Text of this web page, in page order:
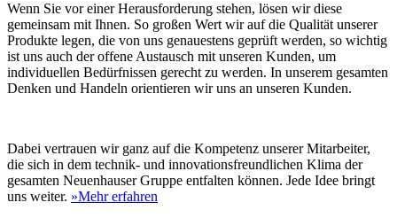
Wenn Sie vor einer Herausforderung stehen, lösen wir diese
gemeinsam mit Ihnen. So großen Wert wir auf die Qualität unserer
Produkte legen, die von uns genauestens geprüft werden, so wichtig
ist uns auch der offene Austausch mit unseren Kunden, um
individuellen Bedürfnissen gerecht zu werden. In unserem gesamten
Denken und Handeln orientieren wir uns an unseren Kunden.
Dabei vertrauen wir ganz auf die Kompetenz unserer Mitarbeiter,
die sich in dem technik- und innovationsfreundlichen Klima der
gesamten Neuenhauser Gruppe entfalten können. Jede Idee bringt
uns weiter. »Mehr erfahren